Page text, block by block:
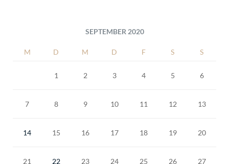
SEPTEMBER 2020
M D M D F S S
1 2 3 4 5 6
7 8 9 10 11 12 13
14 15 16 17 18 19 20
21 22 23 24 25 26 27